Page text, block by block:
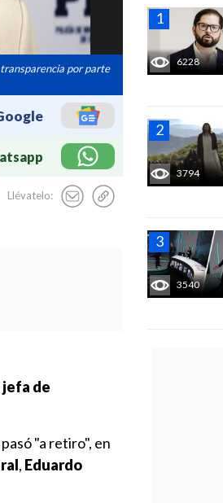
por parte
Llévatelo:
6228
3794
3540
jefa de
"a retiro", en
, Eduardo